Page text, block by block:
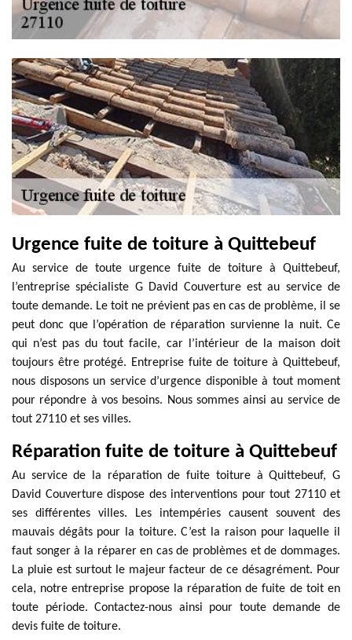
Urgence fuite de toiture à Quittebeuf
Au service de toute urgence fuite de toiture à Quittebeuf,
l’entreprise spécialiste G David Couverture est au service de
toute demande. Le toit ne prévient pas en cas de problème, il se
peut donc que l’opération de réparation survienne la nuit. Ce
qui n’est pas du tout facile, car l’intérieur de la maison doit
toujours être protégé. Entreprise fuite de toiture à Quittebeuf,
nous disposons un service d’urgence disponible à tout moment
pour répondre à vos besoins. Nous sommes ainsi au service de
tout 27110 et ses villes.
Réparation fuite de toiture à Quittebeuf
Au service de la réparation de fuite toiture à Quittebeuf, G
David Couverture dispose des interventions pour tout 27110 et
ses différentes villes. Les intempéries causent souvent des
mauvais dégâts pour la toiture. C’est la raison pour laquelle il
faut songer à la réparer en cas de problèmes et de dommages.
La pluie est surtout le majeur facteur de ce désagrément. Pour
cela, notre entreprise propose la réparation de fuite de toit en
toute période. Contactez-nous ainsi pour toute demande de
devis fuite de toiture.